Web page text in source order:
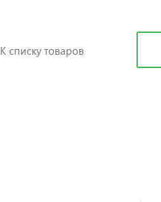
К списку товаров